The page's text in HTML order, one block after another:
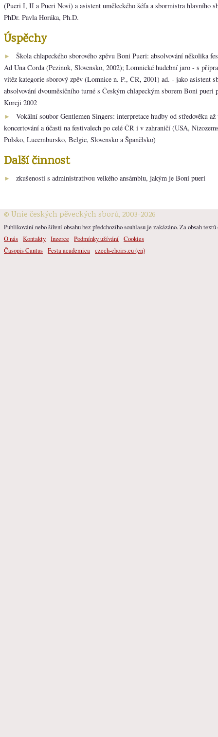
(Pueri I, II a Pueri Novi) a asistent uměleckého šéfa a sbormistra hlavního
PhDr. Pavla Horáka, Ph.D.
Úspěchy
►
Škola chlapeckého sborového zpěvu Boni Pueri: absolvování několika
Ad Una Corda (Pezinok, Slovensko, 2002); Lomnické hudební jaro - s
vítěz kategorie sborový zpěv (Lomnice n. P., ČR, 2001) ad. - jako asistent
absolvování dvouměsíčního turné s Českým chlapeckým sborem Boni pueri
Koreji 2002
►
Vokální soubor Gentlemen Singers: interpretace hudby od středověku
koncertování a účasti na festivalech po celé ČR i v zahraničí (USA,
Polsko, Lucembursko, Belgie, Slovensko a Španělsko)
Další činnost
► zkušenosti s administrativou velkého ansámblu, jakým je Boni pueri
© Unie českých pěveckých sborů, 2003-2026
Publikování nebo šíření obsahu bez předchozího souhlasu je zakázáno. Za obsah
O nás Kontakty Inzerce Podmínky užívání Cookies
Časopis Cantus Festa academica czech-choirs.eu (en)